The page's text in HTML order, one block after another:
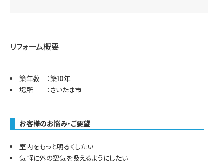
リフォーム概要
築年数 ：築10年
場所 ：さいたま市
お客様のお悩み・ご要望
室内をもっと明るくしたい
気軽に外の空気を吸えるようにしたい